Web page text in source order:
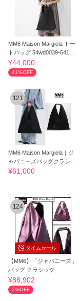
MM6 Maison Margiela トー
トバッグ 54wd0039-6414-
8013
¥44,000
41%OFF
121
MM6 Maison Margiela｜ジ
ャパニーズバッグクラシッ
ク
¥61,000
タイムセール
124
【MM6】「ジャパニーズ」
バッグ クラシック
¥88,902
2%OFF